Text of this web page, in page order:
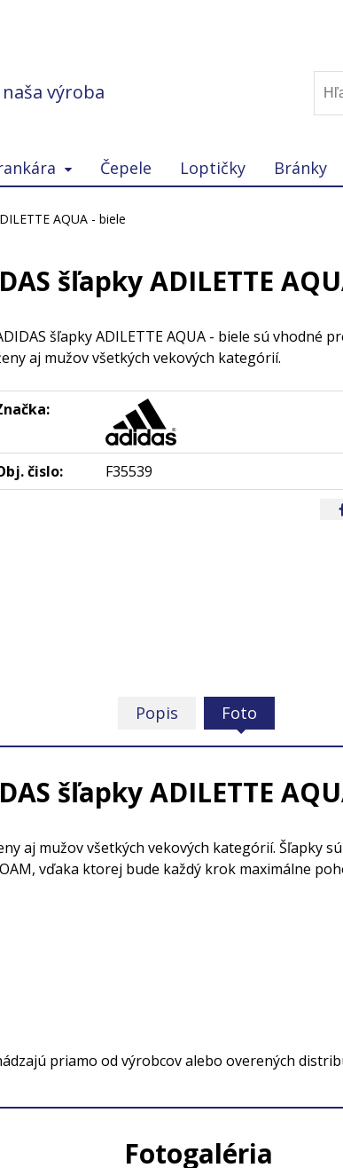
výroba
Čepele Loptičky Bránky
AQUA - biele
šľapky ADILETTE
šľapky ADILETTE AQUA - biele sú vhodné
aj mužov všetkých vekových kategórií.
čislo: F35539
Popis Foto
šľapky ADILETTE
aj mužov všetkých vekových kategórií. Šľapky
vďaka ktorej bude každý krok maximálne
priamo od výrobcov alebo overených
Fotogaléria